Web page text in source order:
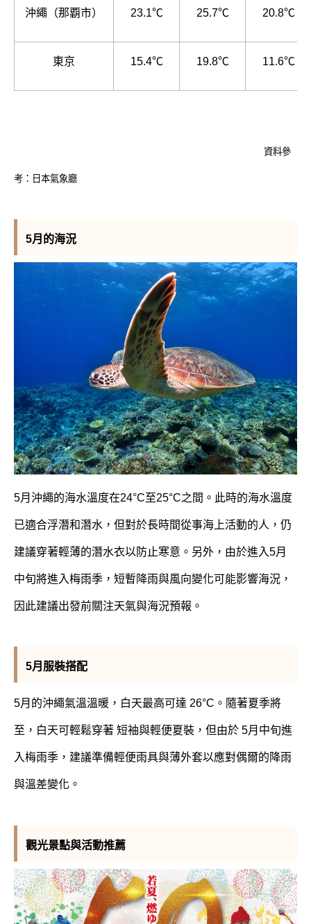
沖繩（那覇市） 23.1℃ 25.7℃ 20.8℃
東京 15.4℃ 19.8℃ 11.6℃
資料參
考：日本氣象廳
5月的海況
5月沖繩的海水溫度在24°C至25°C之間。此時的海水溫度
已適合浮潛和潛水，但對於長時間從事海上活動的人，仍
建議穿著輕薄的潛水衣以防止寒意。另外，由於進入5月
中旬將進入梅雨季，短暫降雨與風向變化可能影響海況，
因此建議出發前關注天氣與海況預報。
5月服裝搭配
5月的沖繩氣溫溫暖，白天最高可達 26°C。隨著夏季將
至，白天可輕鬆穿著 短袖與輕便夏裝，但由於 5月中旬進
入梅雨季，建議準備輕便雨具與薄外套以應對偶爾的降雨
與溫差變化。
觀光景點與活動推薦